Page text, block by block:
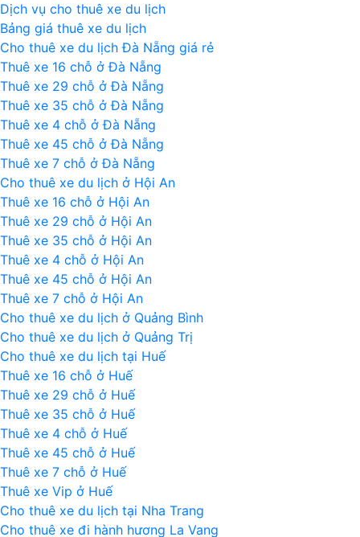
Dịch vụ cho thuê xe du lịch
Bảng giá thuê xe du lịch
Cho thuê xe du lịch Đà Nẵng giá rẻ
Thuê xe 16 chỗ ở Đà Nẵng
Thuê xe 29 chỗ ở Đà Nẵng
Thuê xe 35 chỗ ở Đà Nẵng
Thuê xe 4 chỗ ở Đà Nẵng
Thuê xe 45 chỗ ở Đà Nẵng
Thuê xe 7 chỗ ở Đà Nẵng
Cho thuê xe du lịch ở Hội An
Thuê xe 16 chỗ ở Hội An
Thuê xe 29 chỗ ở Hội An
Thuê xe 35 chỗ ở Hội An
Thuê xe 4 chỗ ở Hội An
Thuê xe 45 chỗ ở Hội An
Thuê xe 7 chỗ ở Hội An
Cho thuê xe du lịch ở Quảng Bình
Cho thuê xe du lịch ở Quảng Trị
Cho thuê xe du lịch tại Huế
Thuê xe 16 chỗ ở Huế
Thuê xe 29 chỗ ở Huế
Thuê xe 35 chỗ ở Huế
Thuê xe 4 chỗ ở Huế
Thuê xe 45 chỗ ở Huế
Thuê xe 7 chỗ ở Huế
Thuê xe Vip ở Huế
Cho thuê xe du lịch tại Nha Trang
Cho thuê xe đi hành hương La Vang